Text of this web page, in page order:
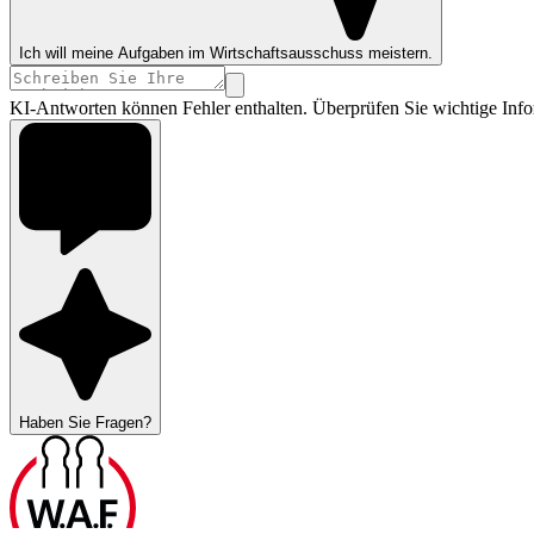
Ich will meine Aufgaben im Wirtschaftsausschuss meistern.
KI-Antworten können Fehler enthalten. Überprüfen Sie wichtige
Haben Sie Fragen?